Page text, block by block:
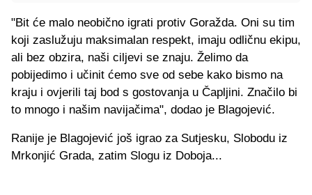
"Bit će malo neobično igrati protiv Goražda. Oni su tim
koji zaslužuju maksimalan respekt, imaju odličnu ekipu,
ali bez obzira, naši ciljevi se znaju. Želimo da
pobijedimo i učinit ćemo sve od sebe kako bismo na
kraju i ovjerili taj bod s gostovanja u Čapljini. Značilo bi
to mnogo i našim navijačima", dodao je Blagojević.
Ranije je Blagojević još igrao za Sutjesku, Slobodu iz
Mrkonjić Grada, zatim Slogu iz Doboja...